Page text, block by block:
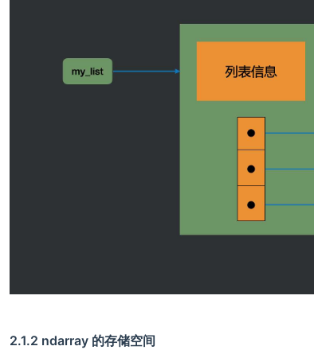
2.1.2 ndarray 的存储空间